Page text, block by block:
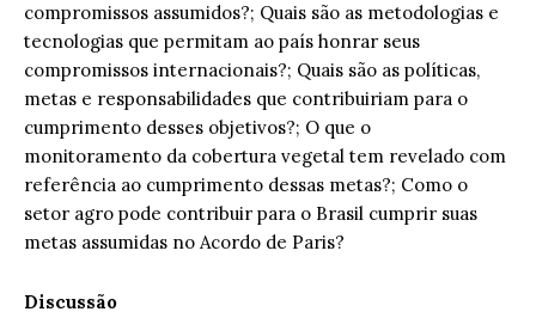
compromissos assumidos?; Quais são as metodologias e
tecnologias que permitam ao país honrar seus
compromissos internacionais?; Quais são as políticas,
metas e responsabilidades que contribuiriam para o
cumprimento desses objetivos?; O que o
monitoramento da cobertura vegetal tem revelado com
referência ao cumprimento dessas metas?; Como o
setor agro pode contribuir para o Brasil cumprir suas
metas assumidas no Acordo de Paris?
Discussão